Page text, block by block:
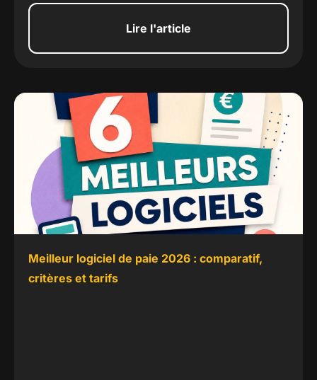
Lire l'article
Meilleur logiciel de paie 2026 : comparatif,
critères et tarifs